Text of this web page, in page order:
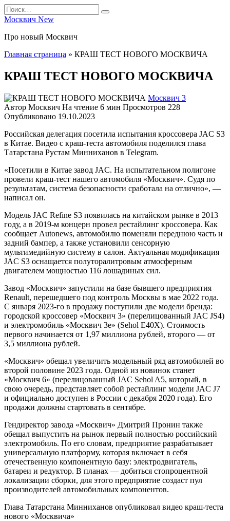
Перейти
к
Search
for:
Москвич New
Про новый Москвич
Главная страница » КРАШ ТЕСТ НОВОГО МОСКВИЧА
КРАШ ТЕСТ НОВОГО МОСКВИЧА
Москвич 3
Автор Москвич На чтение 6 мин Просмотров 228
Опубликовано 19.10.2023
Российская делегация посетила испытания кроссовера JAC S3
в Китае. Видео с краш-теста автомобиля поделился глава
Татарстана Рустам Минниханов в Telegram.
«Посетили в Китае завод JAC. На испытательном полигоне
провели краш-тест нашего автомобиля «Москвич». Судя по
результатам, система безопасности сработала на отлично», —
написал он.
Модель JAC Refine S3 появилась на китайском рынке в 2013
году, а в 2019-м концерн провел рестайлинг кроссовера. Как
сообщает Autonews, автомобилю поменяли переднюю часть и
задний бампер, а также установили сенсорную
мультимедийную систему в салон. Актуальная модификация
JAC S3 оснащается полуторалитровым атмосферным
двигателем мощностью 116 лошадиных сил.
Завод «Москвич» запустили на базе бывшего предприятия
Renault, перешедшего под контроль Москвы в мае 2022 года.
С января 2023-го в продажу поступили две модели бренда:
городской кроссовер «Москвич 3» (перелицованный JAC JS4)
и электромобиль «Москвич 3е» (Sehol E40X). Стоимость
первого начинается от 1,97 миллиона рублей, второго — от
3,5 миллиона рублей.
«Москвич» обещал увеличить модельный ряд автомобилей во
второй половине 2023 года. Одной из новинок станет
«Москвич 6» (перелицованный JAC Sehol A5, который, в
свою очередь, представляет собой рестайлинг модели JAC J7
и официально доступен в России с декабря 2020 года). Его
продажи должны стартовать в сентябре.
Гендиректор завода «Москвич» Дмитрий Пронин также
обещал выпустить на рынок первый полностью российский
электромобиль. По его словам, предприятие разрабатывает
универсальную платформу, которая включает в себя
отечественную компонентную базу: электродвигатель,
батареи и редуктор. В планах — добиться стопроцентной
локализации сборки, для этого предприятие создаст пул
производителей автомобильных компонентов.
Глава Татарстана Минниханов опубликовал видео краш-теста
нового «Москвича»